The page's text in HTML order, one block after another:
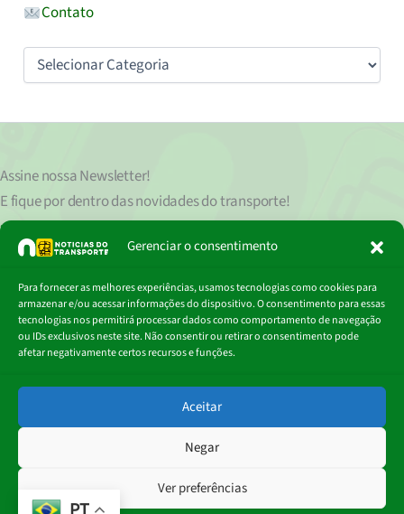
Gerenciar o consentimento
Para fornecer as melhores experiências, usamos tecnologias como cookies para
armazenar e/ou acessar informações do dispositivo. O consentimento para essas
tecnologias nos permitirá processar dados como comportamento de navegação
ou IDs exclusivos neste site. Não consentir ou retirar o consentimento pode
afetar negativamente certos recursos e funções.
Aceitar
Negar
Ver preferências
Contato
Assine nossaNewsletter!
E fique por dentro das novidades do transporte!
Seu endereço de e-mail
clicando aqui.
Digite
mail…
Assinar
© 2018 - 2026
Portal Notícias do Transporte